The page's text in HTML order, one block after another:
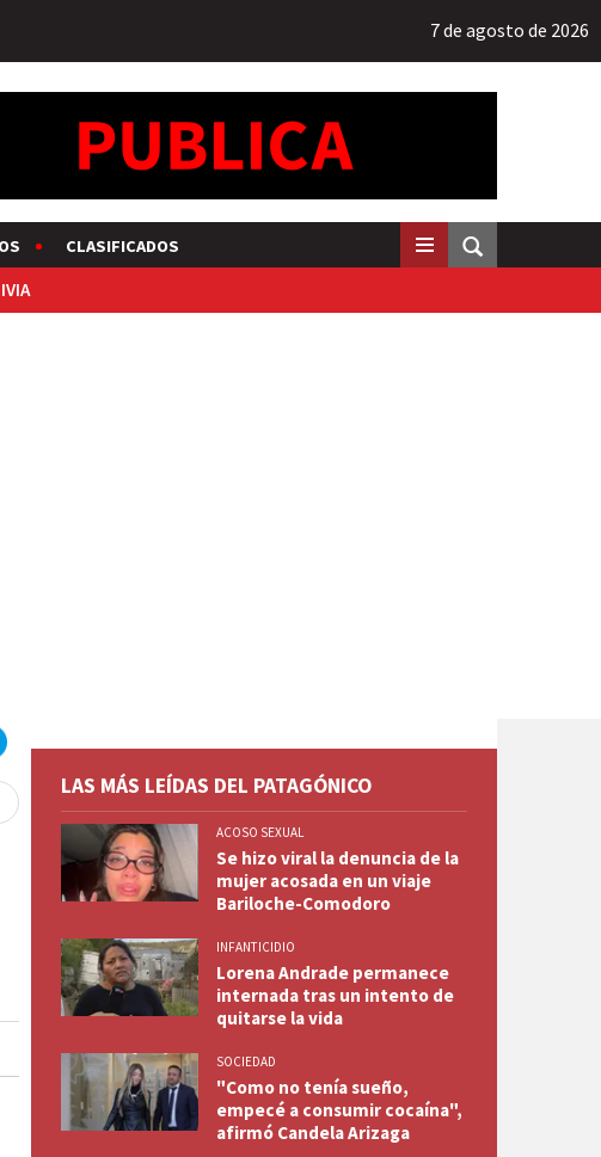
7 de agosto de 2026
CLASIFICADOS
LAS MÁS LEÍDAS DEL PATAGÓNICO
ACOSO SEXUAL
Se hizo viral la denuncia de la
mujer acosada en un viaje
Bariloche-Comodoro
INFANTICIDIO
Lorena Andrade permanece
internada tras un intento de
quitarse la vida
SOCIEDAD
"Como no tenía sueño,
empecé a consumir cocaína",
afirmó Candela Arizaga